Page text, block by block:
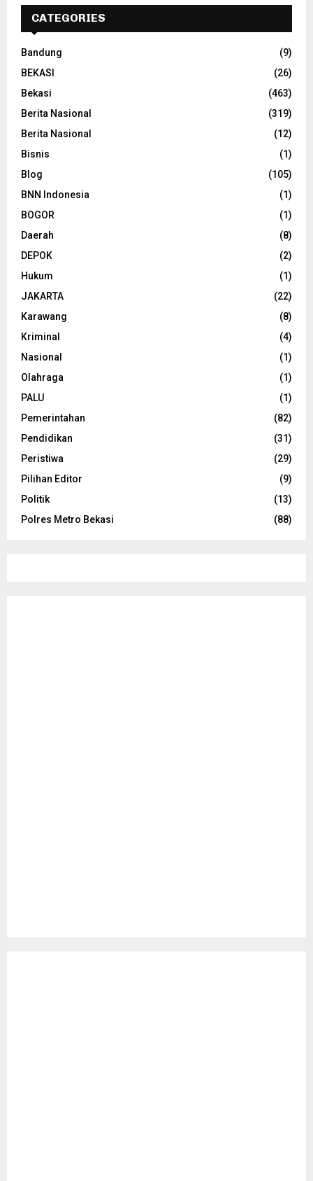
CATEGORIES
Bandung
(9)
BEKASI
(26)
Bekasi
(463)
Berita Nasional
(319)
Berita Nasional
(12)
Bisnis
(1)
Blog
(105)
BNN Indonesia
(1)
BOGOR
(1)
Daerah
(8)
DEPOK
(2)
Hukum
(1)
JAKARTA
(22)
Karawang
(8)
Kriminal
(4)
Nasional
(1)
Olahraga
(1)
PALU
(1)
Pemerintahan
(82)
Pendidikan
(31)
Peristiwa
(29)
Pilihan Editor
(9)
Politik
(13)
Polres Metro Bekasi
(88)